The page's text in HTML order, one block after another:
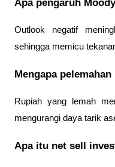
Outlook negatif
sehingga memicu
Mengapa
Rupiah yang lemah
mengurangi daya tarik
Apa itu net sell